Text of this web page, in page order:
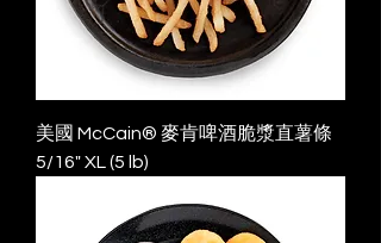
美國 McCain® 麥肯啤酒脆漿直薯條
5/16" XL (5 lb)